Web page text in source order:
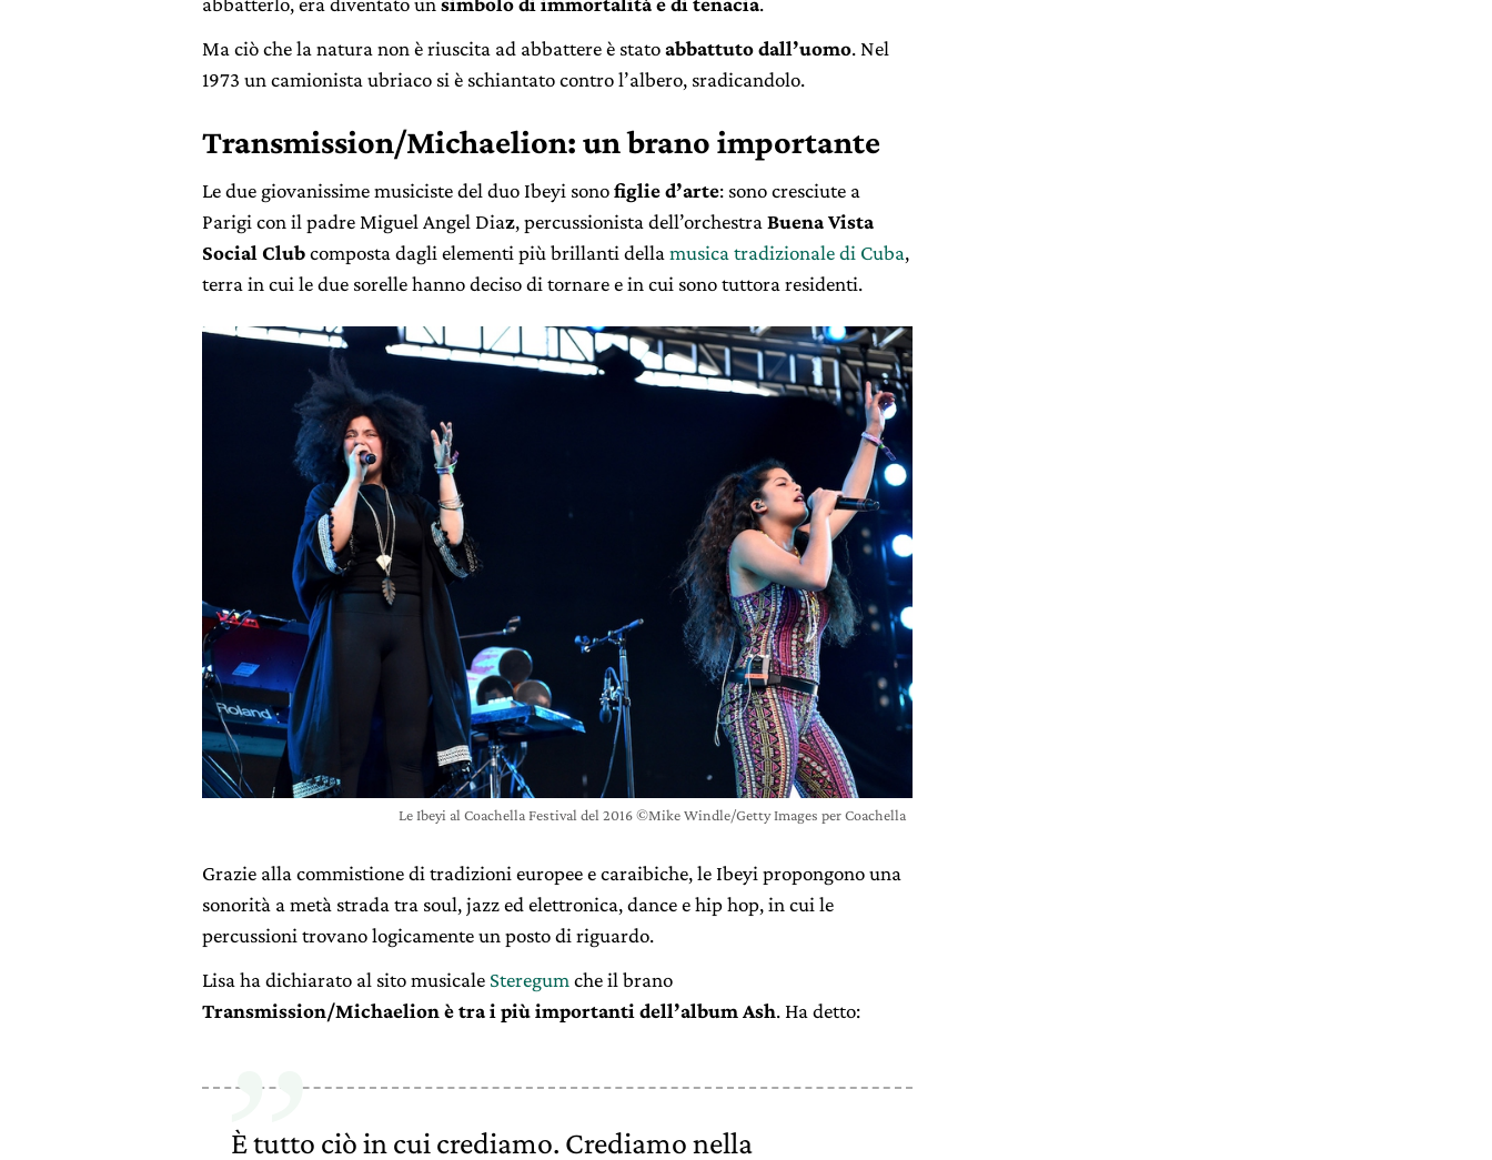
Ma ciò che la natura non è riuscita ad abbattere è statoabbattuto dall’uomo. Nel
1973 un camionista ubriaco si è schiantato contro l’albero, sradicandolo.
Transmission/Michaelion: un brano importante
Le due giovanissime musiciste del duo Ibeyi sonofiglie d’arte: sono cresciute a
Parigi con il padre Miguel Angel Diaz, percussionista dell’orchestra Buena Vista
Social Clubcomposta dagli elementi più brillanti della musica tradizionale di Cuba,
terra in cui le due sorelle hanno deciso di tornare e in cui sono tuttora residenti.
Le Ibeyi al Coachella Festival del 2016 ©Mike Windle/Getty Images per Coachella
Grazie alla commistione di tradizioni europee e caraibiche, le Ibeyi propongono una
sonorità a metà strada tra soul, jazz ed elettronica, dance e hip hop, in cui le
percussioni trovano logicamente un posto di riguardo.
Lisa ha dichiarato al sito musicale Steregumche il brano
Transmission/Michaelion è tra i più importanti dell’album Ash. Ha detto:
È tutto ciò in cui crediamo. Crediamo nella